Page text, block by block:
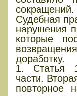
сокращений.
Судебная
нарушения
которые
доработку.
1. Статья
части.
повторное